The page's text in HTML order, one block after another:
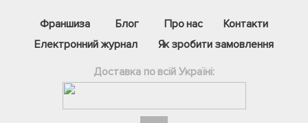
Франшиза Блог Про нас
Контакти
Електронний журнал
Як зробити замовлення
Доставка по всій Україні: